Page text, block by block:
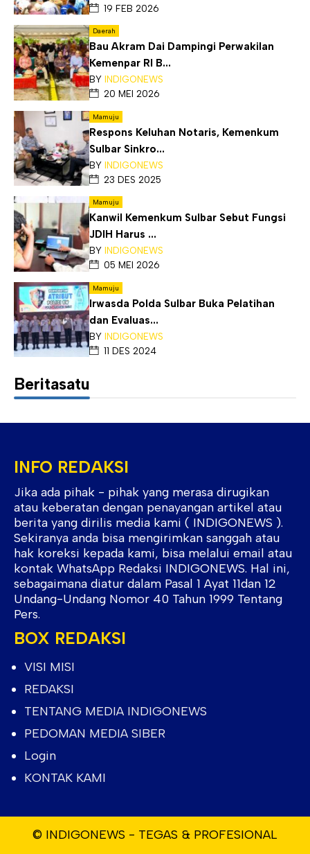
19 FEB 2026
Daerah
Bau Akram Dai Dampingi Perwakilan
Kemenpar RI B...
BY INDIGONEWS
20 MEI 2026
Mamuju
Respons Keluhan Notaris, Kemenkum
Sulbar Sinkro...
BY INDIGONEWS
23 DES 2025
Mamuju
Kanwil Kemenkum Sulbar Sebut Fungsi
JDIH Harus ...
BY INDIGONEWS
05 MEI 2026
Mamuju
Irwasda Polda Sulbar Buka Pelatihan
dan Evaluas...
BY INDIGONEWS
11 DES 2024
Beritasatu
INFO REDAKSI
Jika ada pihak - pihak yang merasa dirugikan
atau keberatan dengan penayangan artikel atau
berita yang dirilis media kami ( INDIGONEWS ).
Sekiranya anda bisa mengirimkan sanggah atau
hak koreksi kepada kami, bisa melalui email atau
kontak WhatsApp Redaksi INDIGONEWS. Hal ini,
sebagaimana diatur dalam Pasal 1 Ayat 11dan 12
Undang-Undang Nomor 40 Tahun 1999 Tentang
Pers.
BOX REDAKSI
VISI MISI
REDAKSI
TENTANG MEDIA INDIGONEWS
PEDOMAN MEDIA SIBER
Login
KONTAK KAMI
© INDIGONEWS - TEGAS & PROFESIONAL